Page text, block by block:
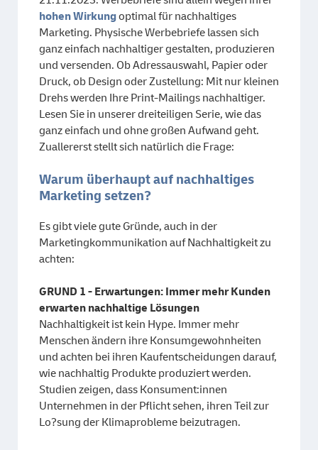
hohen Wirkungoptimal für nachhaltiges
Marketing. Physische Werbebriefe lassen sich
ganz einfach nachhaltiger gestalten, produzieren
und versenden. Ob Adressauswahl, Papier oder
Druck, ob Design oder Zustellung: Mit nur kleinen
Drehs werden Ihre Print-Mailings nachhaltiger.
Lesen Sie in unserer dreiteiligen Serie, wie das
ganz einfach und ohne großen Aufwand geht.
Zuallererst stellt sich natürlich die Frage:
Warum überhaupt auf nachhaltiges
Marketing setzen?
Es gibt viele gute Gründe, auch in der
Marketingkommunikation auf Nachhaltigkeit zu
achten:
GRUND 1 - Erwartungen: Immer mehr Kunden
erwarten nachhaltige Lösungen
Nachhaltigkeit ist kein Hype. Immer mehr
Menschen ändern ihre Konsumgewohnheiten
und achten bei ihren Kaufentscheidungen darauf,
wie nachhaltig Produkte produziert werden.
Studien zeigen, dass Konsument:innen
Unternehmen in der Pflicht sehen, ihren Teil zur
Lo?sung der Klimaprobleme beizutragen.